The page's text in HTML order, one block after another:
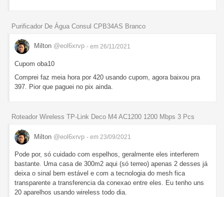
Purificador De Água Consul CPB34AS Branco
Milton @eol6xrvp - em 26/11/2021
Cupom oba10
Comprei faz meia hora por 420 usando cupom, agora baixou pra
397. Pior que paguei no pix ainda.
Roteador Wireless TP-Link Deco M4 AC1200 1200 Mbps 3 Pcs
Milton @eol6xrvp - em 23/09/2021
Pode por, só cuidado com espelhos, geralmente eles interferem
bastante. Uma casa de 300m2 aqui (só terreo) apenas 2 desses já
deixa o sinal bem estável e com a tecnologia do mesh fica
transparente a transferencia da conexao entre eles. Eu tenho uns
20 aparelhos usando wireless todo dia.